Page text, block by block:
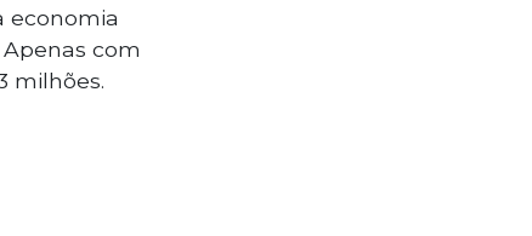
economia
com
milhões.